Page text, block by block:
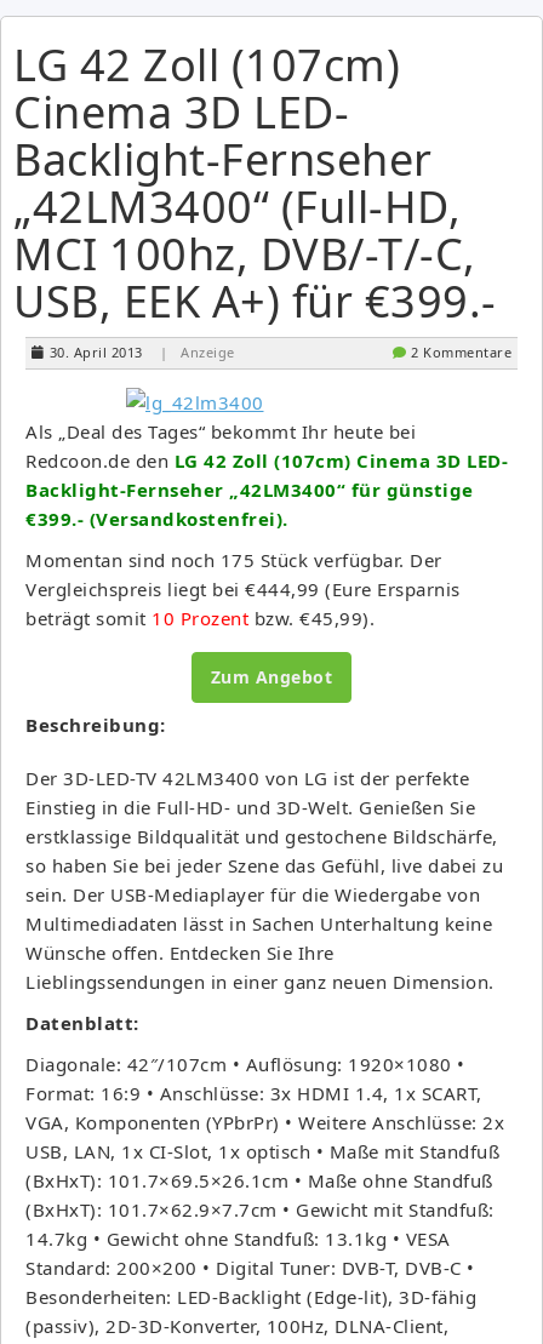
LG 42 Zoll (107cm)
Cinema 3D LED-
Backlight-Fernseher
„42LM3400“ (Full-HD,
MCI 100hz, DVB/-T/-C,
USB, EEK A+) für €399.-
30. April 2013 | Anzeige 2 Kommentare
Als „Deal des Tages“ bekommt Ihr heute bei
Redcoon.de den LG 42 Zoll (107cm) Cinema 3D LED-
Backlight-Fernseher „42LM3400“ für günstige
€399.- (Versandkostenfrei).
Momentan sind noch 175 Stück verfügbar. Der
Vergleichspreis liegt bei €444,99 (Eure Ersparnis
beträgt somit 10 Prozent bzw. €45,99).
Zum Angebot
Beschreibung:
Der 3D-LED-TV 42LM3400 von LG ist der perfekte
Einstieg in die Full-HD- und 3D-Welt. Genießen Sie
erstklassige Bildqualität und gestochene Bildschärfe,
so haben Sie bei jeder Szene das Gefühl, live dabei zu
sein. Der USB-Mediaplayer für die Wiedergabe von
Multimediadaten lässt in Sachen Unterhaltung keine
Wünsche offen. Entdecken Sie Ihre
Lieblingssendungen in einer ganz neuen Dimension.
Datenblatt:
Diagonale: 42″/107cm • Auflösung: 1920×1080 •
Format: 16:9 • Anschlüsse: 3x HDMI 1.4, 1x SCART,
VGA, Komponenten (YPbrPr) • Weitere Anschlüsse: 2x
USB, LAN, 1x CI-Slot, 1x optisch • Maße mit Standfuß
(BxHxT): 101.7×69.5×26.1cm • Maße ohne Standfuß
(BxHxT): 101.7×62.9×7.7cm • Gewicht mit Standfuß:
14.7kg • Gewicht ohne Standfuß: 13.1kg • VESA
Standard: 200×200 • Digital Tuner: DVB-T, DVB-C •
Besonderheiten: LED-Backlight (Edge-lit), 3D-fähig
(passiv), 2D-3D-Konverter, 100Hz, DLNA-Client,